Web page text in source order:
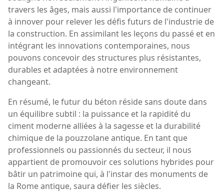
travers les âges, mais aussi l'importance de continuer
à innover pour relever les défis futurs de l'industrie de
la construction. En assimilant les leçons du passé et en
intégrant les innovations contemporaines, nous
pouvons concevoir des structures plus résistantes,
durables et adaptées à notre environnement
changeant.
En résumé, le futur du béton réside sans doute dans
un équilibre subtil : la puissance et la rapidité du
ciment moderne alliées à la sagesse et la durabilité
chimique de la pouzzolane antique. En tant que
professionnels ou passionnés du secteur, il nous
appartient de promouvoir ces solutions hybrides pour
bâtir un patrimoine qui, à l'instar des monuments de
la Rome antique, saura défier les siècles.